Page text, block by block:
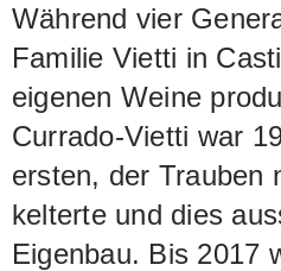
durchschnittlich 45-
Die Maischung
Wochen, der
grösseren Fässern
Eiche knapp drei
Flaschen werden
Während vier
Familie Vietti in
eigenen Weine
Currado-Vietti war
ersten, der Trauben
kelterte und dies
Eigenbau. Bis 2017